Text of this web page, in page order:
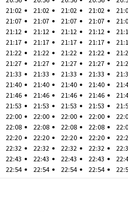
21:02
21:07
21:12
21:17
21:22
21:27
21:33
21:40
21:46
21:53
22:00
22:08
22:20
22:32
22:43
22:54
21:02
21:07
21:12
21:17
21:22
21:27
21:33
21:40
21:46
21:53
22:00
22:08
22:20
22:32
22:43
22:54
21:02
21:07
21:12
21:17
21:22
21:27
21:33
21:40
21:46
21:53
22:00
22:08
22:20
22:32
22:43
22:54
21:02
21:07
21:12
21:17
21:22
21:27
21:33
21:40
21:46
21:53
22:00
22:08
22:20
22:32
22:43
22:54